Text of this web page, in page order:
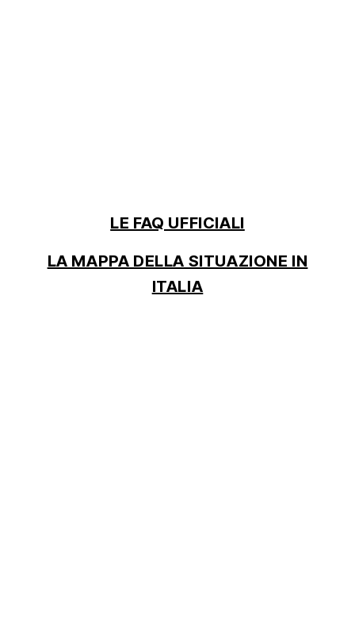
LE FAQ UFFICIALI
LA MAPPA DELLA SITUAZIONE IN
ITALIA